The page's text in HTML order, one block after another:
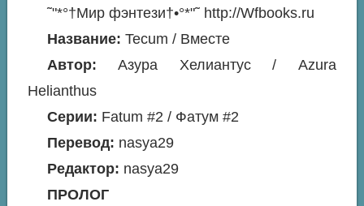
˜"*°†Мир фэнтези†•°*"˜ http://Wfbooks.ru
Название: Tecum / Вместе
Автор: Азура Хелиантус / Azura
Helianthus
Серии: Fatum #2 / Фатум #2
Перевод: nasya29
Редактор: nasya29
ПРОЛОГ